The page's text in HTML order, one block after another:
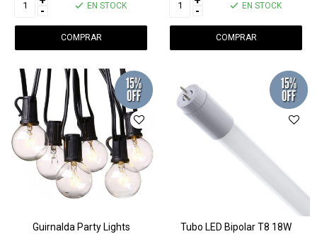
- EN STOCK - EN STOCK
Guirnalda Party Lights
Tubo LED Bipolar T8 18W